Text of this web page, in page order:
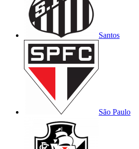
Santos
São Paulo